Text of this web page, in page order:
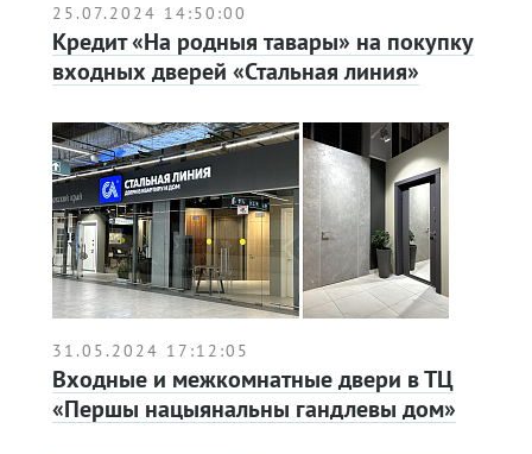
25.07.2024 14:50:00
Кредит «На родныя тавары» на покупку
входных дверей «Стальная линия»
31.05.2024 17:12:05
Входные и межкомнатные двери в ТЦ
«Першы нацыянальны гандлевы дом»